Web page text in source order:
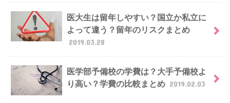
医大生は留年しやすい？国立か私立に
よって違う？留年のリスクまとめ
2019.03.28
医学部予備校の学費は？大手予備校よ
り高い？学費の比較まとめ 2019.02.03